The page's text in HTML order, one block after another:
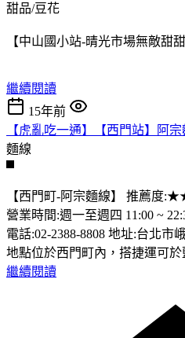
甜品/豆花
【中山國小站-晴光市場無敵
繼續閱讀
15年前
【虎亂吃一通】【西門站】阿宗
麵線
【西門町-阿宗麵線】 推薦度
營業時間:週一至週四 11:00 ~
電話:02-2388-8808 地址:台北市
地點位於西門町內，搭捷運可於
繼續閱讀